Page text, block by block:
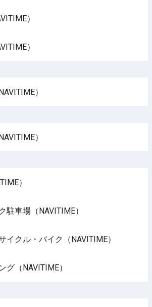
）
）
）
）
）
駐車場（NAVITIME）
イクル・バイク（NAVITIME）
グ（NAVITIME）